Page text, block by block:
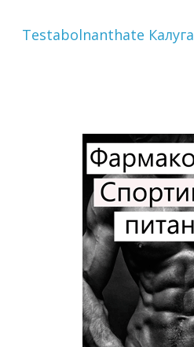
Testabolnanthate Калуга